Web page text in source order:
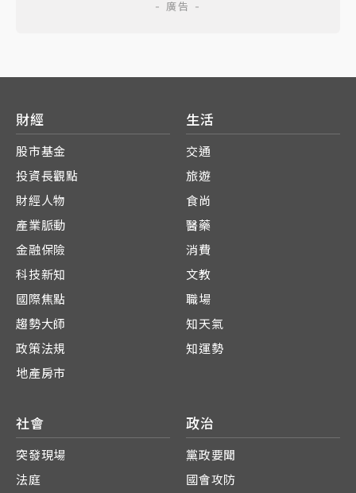
財經
股市基金
投資長觀點
財經人物
產業脈動
金融保險
科技新知
國際焦點
趨勢大師
政策法規
地產房市
生活
交通
旅遊
食尚
醫藥
消費
文教
職場
知天氣
知運勢
社會
突發現場
法庭
政治
黨政要聞
國會攻防